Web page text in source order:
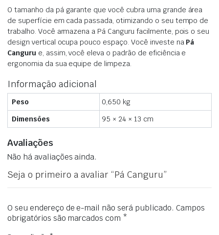
O tamanho da pá garante que você cubra uma grande área
de superfície em cada passada, otimizando o seu tempo de
trabalho. Você armazena a Pá Canguru facilmente, pois o seu
design vertical ocupa pouco espaço. Você investe na Pá
Canguru e, assim, você eleva o padrão de eficiência e
ergonomia da sua equipe de limpeza.
Informação adicional
Peso
0,650 kg
Dimensões
95 × 24 × 13 cm
Avaliações
Não há avaliações ainda.
Seja o primeiro a avaliar “Pá Canguru”
O seu endereço de e-mail não será publicado. Campos
obrigatórios são marcados com *